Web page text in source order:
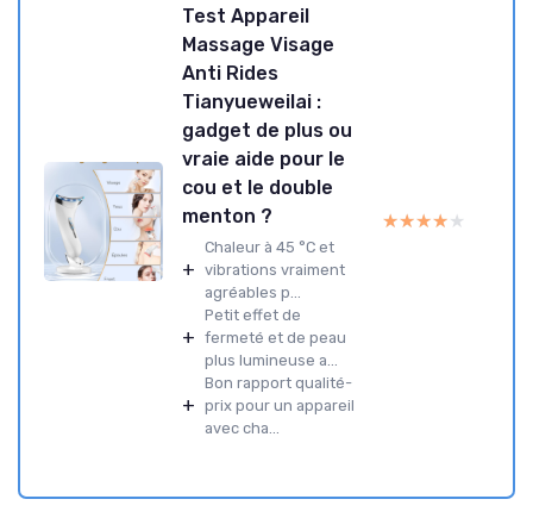
Test Appareil
Massage Visage
Anti Rides
Tianyueweilai :
gadget de plus ou
vraie aide pour le
cou et le double
menton ?
+
Chaleur à 45 °C et
vibrations vraiment
agréables p...
+
Petit effet de
fermeté et de peau
plus lumineuse a...
+
Bon rapport qualité-
prix pour un appareil
avec cha...
★★★★★
★★★★★